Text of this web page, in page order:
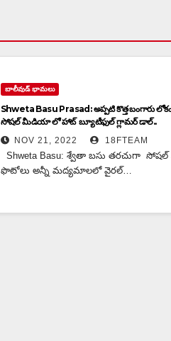
బాలీవుడ్ భామలు
Shweta Basu Prasad: అప్పటి కొత్త బంగారు
సోషల్ మీడియా లో హాట్ బ్యూటీఫుల్ గ్లామర్ డాల్..
NOV 21, 2022 18FTEAM
Shweta Basu: శ్వేతా బసు తరచుగా
ఫొటోలు అన్నీ మద్యమాలలో వైరల్…